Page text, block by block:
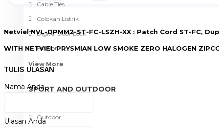
Cable Ties
Colokan Listrik
Digital Door Lock
Fashion
View More
SPORT AND OUTDOOR
Outdoor
Netviel NVL-DPMM2-ST-FC-LSZH-XX : Patch Cord ST-FC,
WITH NETVIEL PRYSMIAN LOW SMOKE ZERO HALOGEN
XX / X = 1 Meter, 2 Meter, 3 Meter, 5 Meter, 10 Meter
TULIS ULASAN
Nama Anda
Ulasan Anda